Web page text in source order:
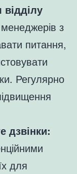
відділу
менеджерів з
питання,
Регулярно
дзвінки:
для